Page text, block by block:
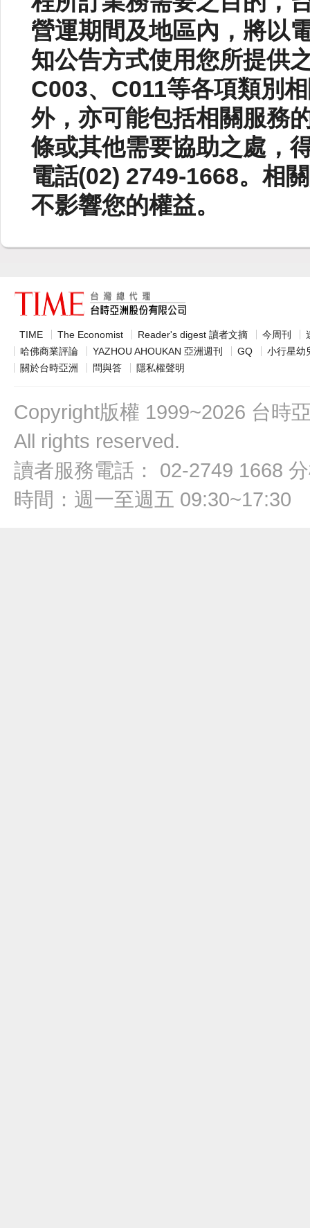
營運期間及地區內，將以
知公告方式使用您所提供
C003、C011等各項類別
外，亦可能包括相關服務
條或其他需要協助之處，
電話(02) 2749-1668。相
不影響您的權益。
TIME The Economist Reader's digest 讀者文摘 今周刊
哈佛商業評論
YAZHOU AHOUKAN 亞洲週刊 GQ
小行星幼
關於台時亞洲
問與答 隱私權聲明
Copyright版權 1999~2026 台時
All rights reserved.
讀者服務電話： 02-2749 1668
時間：週一至週五 09:30~17:30